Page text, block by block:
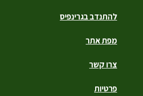
להתנדב בגרינפיס
מפת אתר
צרו קשר
פרטיות